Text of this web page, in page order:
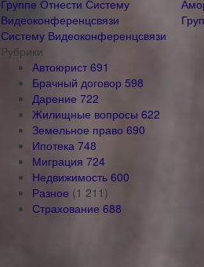
Систему Видеоконференцсвязи
Рубрики
Автоюрист 691
Брачный договор 598
Дарение 722
Жилищные вопросы 622
Земельное право 690
Ипотека 748
Миграция 724
Недвижимость 600
Разное (1 211)
Страхование 688